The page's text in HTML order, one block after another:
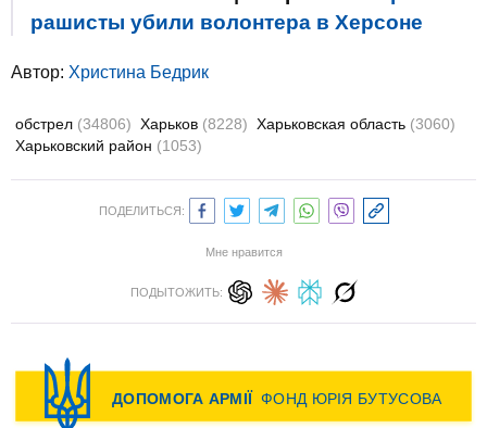
рашисты убили волонтера в Херсоне
Автор: Христина Бедрик
обстрел (34806) Харьков (8228) Харьковская область (3060)
Харьковский район (1053)
ПОДЕЛИТЬСЯ:
Мне нравится
ПОДЫТОЖИТЬ: